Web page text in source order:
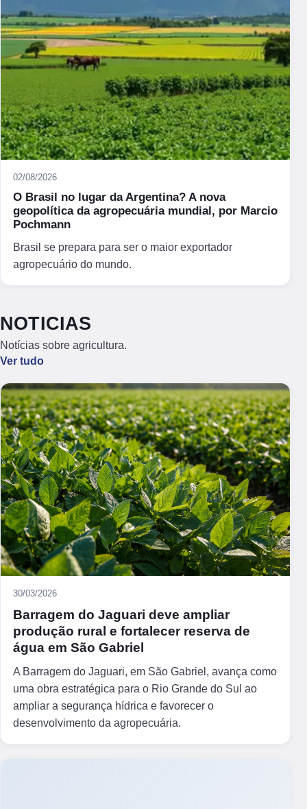
02/08/2026
O Brasil no lugar da Argentina? A nova
geopolítica da agropecuária mundial, por Marcio
Pochmann
Brasil se prepara para ser o maior exportador
agropecuário do mundo.
NOTICIAS
Notícias sobre agricultura.
Ver tudo
30/03/2026
Barragem do Jaguari deve ampliar
produção rural e fortalecer reserva de
água em São Gabriel
A Barragem do Jaguari, em São Gabriel, avança como
uma obra estratégica para o Rio Grande do Sul ao
ampliar a segurança hídrica e favorecer o
desenvolvimento da agropecuária.